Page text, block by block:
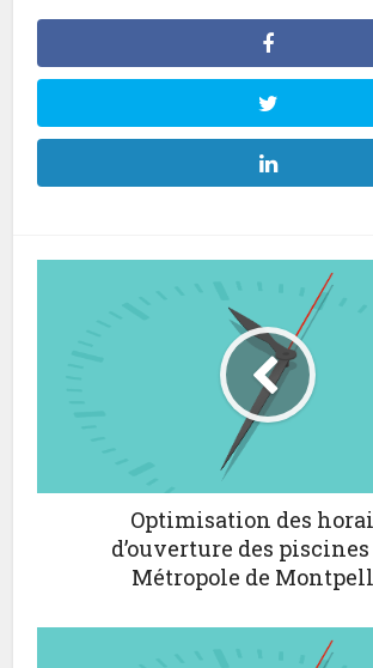
Optimisation des
d’ouverture des
Métropole de